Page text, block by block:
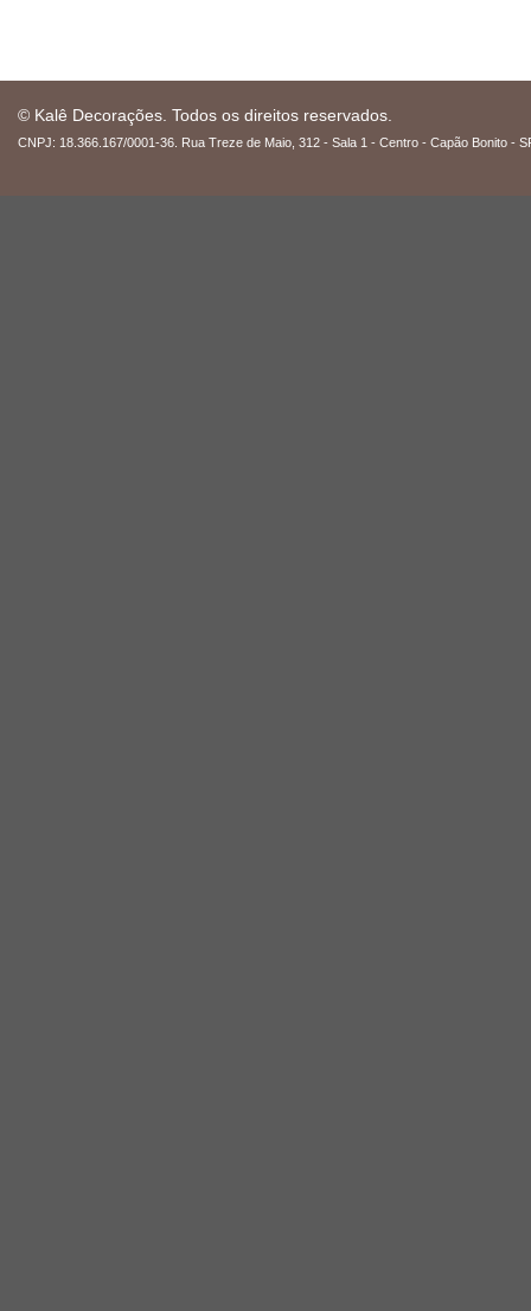
© Kalê Decorações. Todos os direitos reservados.
CNPJ: 18.366.167/0001-36. Rua Treze de Maio, 312 - Sala 1 - Centro - Capão Bonito -